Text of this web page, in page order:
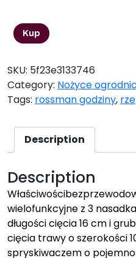
Kup
SKU: 5f23e3133746
Category: Nożyce
Tags: rossman godziny,
Description
Description
wielofunkcyjne z 3
długości cięcia 16 cm i
cięcia trawy o szerokości
spryskiwaczem o